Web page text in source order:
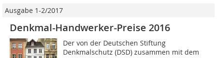
Ausgabe 1-2/2017
Denkmal-Handwerker-Preise 2016
Der von der Deutschen Stiftung
Denkmalschutz (DSD) zusammen mit dem